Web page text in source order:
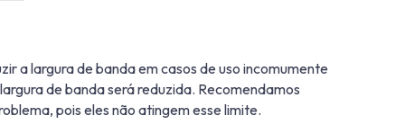
a largura de banda em casos de uso incomumente
de banda será reduzida. Recomendamos
pois eles não atingem esse limite.